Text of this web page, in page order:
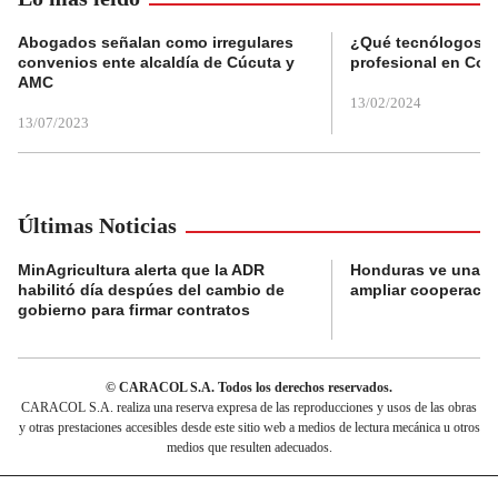
Abogados señalan como irregulares
convenios ente alcaldía de Cúcuta y
AMC
13/07/2023
¿Qué tecnólogos
profesional en
13/02/2024
Últimas Noticias
MinAgricultura alerta que la ADR
habilitó día despúes del cambio de
gobierno para firmar contratos
Honduras ve una
ampliar
© CARACOL S.A. Todos los derechos reservados.
CARACOL S.A. realiza una reserva expresa de las reproducciones y usos de las obras
y otras prestaciones accesibles desde este sitio web a medios de lectura mecánica u otros
medios que resulten adecuados.